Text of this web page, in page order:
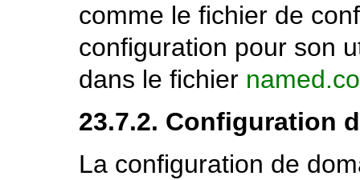
comme le fichier de
configuration pour son
dans le fichier
23.7.2. Configuration
La configuration de